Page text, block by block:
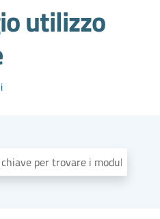
utilizzo
Digita una parola chiave per trovare i moduli